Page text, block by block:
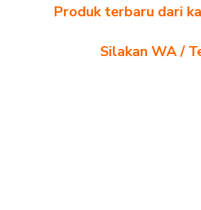
Produk terbaru dari
Silakan WA /